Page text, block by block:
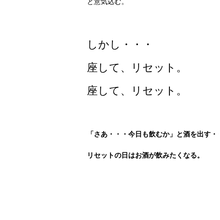
しかし・・・
座して、リセット。
座して、リセット。
「さあ・・・今日も飲むか」と酒を出す・
リセットの日はお酒が飲みたくなる。